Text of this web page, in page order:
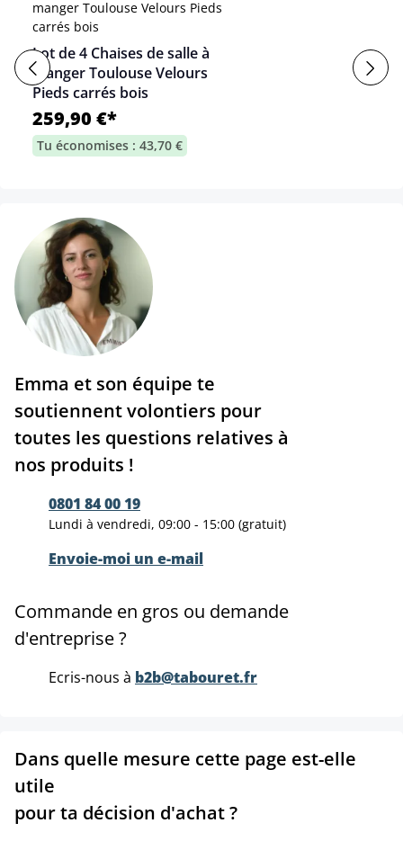
Lot de 4 Chaises de salle à
manger Toulouse Velours
Pieds carrés bois
259,90 €*
Tu économises : 43,70 €
Emma et son équipe te
soutiennent volontiers pour
toutes les questions relatives à
nos produits !
0801 84 00 19
Lundi à vendredi, 09:00 - 15:00 (gratuit)
Envoie-moi un e-mail
Commande en gros ou demande
d'entreprise ?
Ecris-nous à b2b@tabouret.fr
Dans quelle mesure cette page est-elle
utile
pour ta décision d'achat ?